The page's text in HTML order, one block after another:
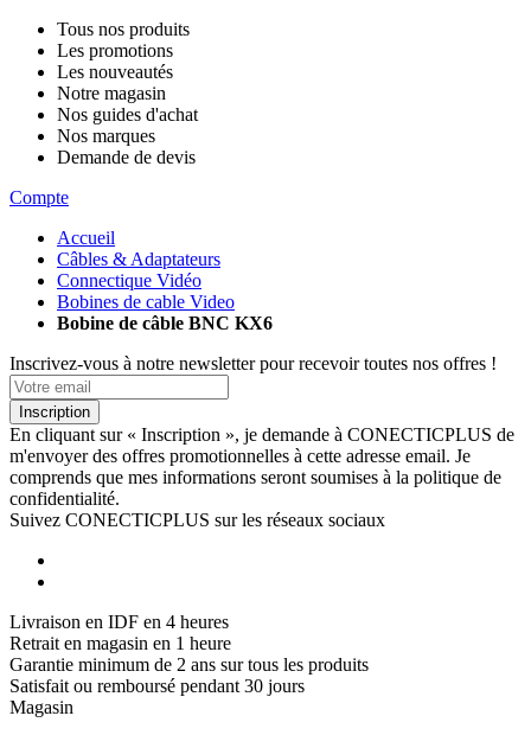
Tous nos produits
Les promotions
Les nouveautés
Notre magasin
Nos guides d'achat
Nos marques
Demande de devis
Compte
Accueil
Câbles & Adaptateurs
Connectique Vidéo
Bobines de cable Video
Bobine de câble BNC KX6
Inscrivez-vous à notre newsletter pour recevoir toutes nos offres !
Inscription
En cliquant sur « Inscription », je demande à CONECTICPLUS de
m'envoyer des offres promotionnelles à cette adresse email. Je
comprends que mes informations seront soumises à la politique de
confidentialité.
Suivez CONECTICPLUS sur les réseaux sociaux
Livraison en IDF en 4 heures
Retrait en magasin en 1 heure
Garantie minimum de 2 ans sur tous les produits
Satisfait ou remboursé pendant 30 jours
Magasin